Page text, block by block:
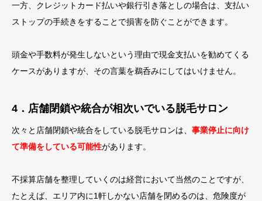
一方、クレジットカード払いや銀行引き落としの場合は、支払い
ストップの手続きをすることで損害を防ぐことができます。
頭金や手数料が発生しないという理由で現金支払いを勧めてくる
ケースがありますが、その言葉を鵜呑みにしてはいけません。
4．店舗閉鎖や統合が相次いでいる脱毛サロン
次々と店舗閉鎖や統合をしている脱毛サロンは、 事業停止に向け
て準備をしている可能性があります。
不採算店舗を整理していくのは経営において当然のことですが、
たとえば、エリア内に1軒しかない店舗を閉めるのは、危険度が